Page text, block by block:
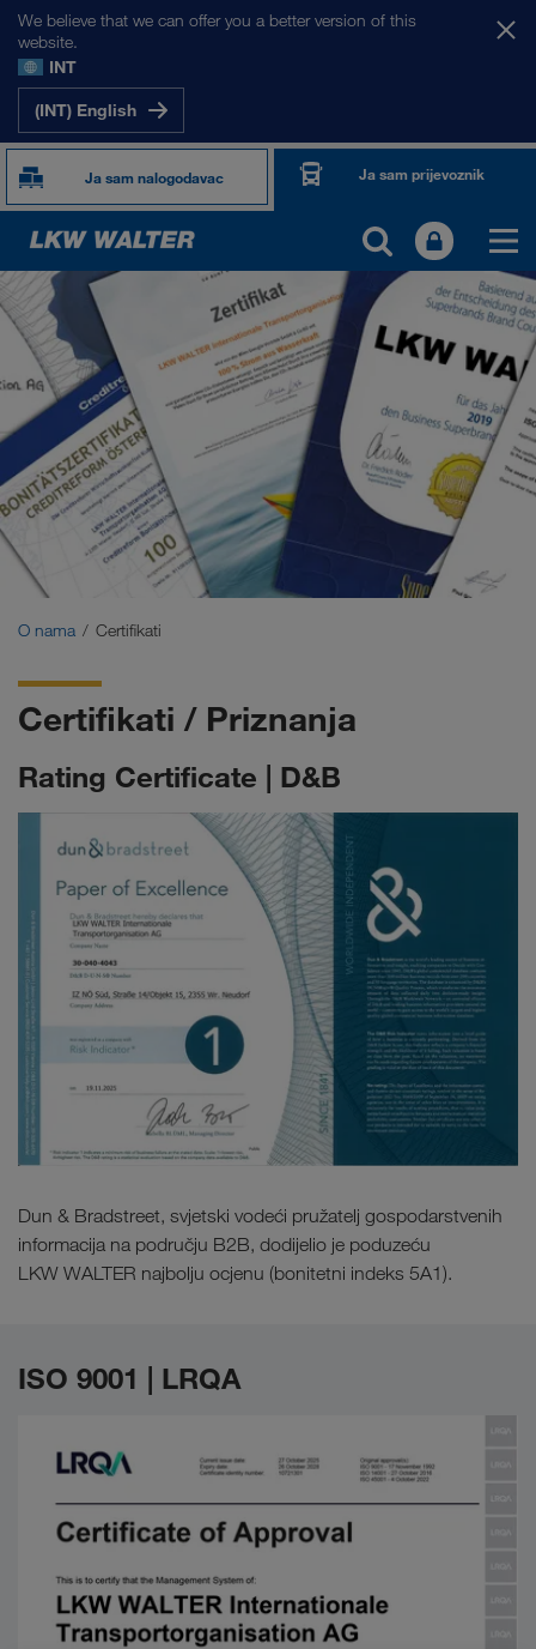
We believe that we can offer you a better version of this
website.
INT
(INT) English
Ja sam nalogodavac Ja sam prijevoznik
O NAMA
Informacije o poduzeću
SHEQ-menadžment
Društvena odgovornost
Certifikati
Compliance
WALTER GROUP
O nama Certifikati
Certifikati / Priznanja
Rating Certificate | D&B
Dun & Bradstreet, svjetski vodeći pružatelj gospodarstvenih
informacija na području B2B, dodijelio je poduzeću
LKW WALTER najbolju ocjenu (bonitetni indeks 5A1).
ISO 9001 | LRQA